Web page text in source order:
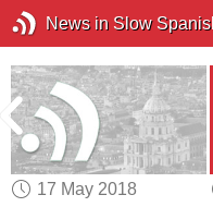
News in Slow
17 May 2018